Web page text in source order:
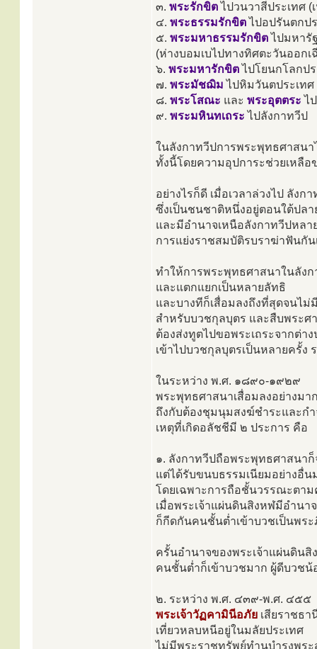
๓. พระรักขิตไปวนวาสีประเทศ (
๔. พระธรรมรักขิตไปอปรันตกป
๕. พระมหาธรรมรักขิตไปมหารั
(ห่างบอมเบไปทางทิศตะวันออกเ
๖. พระมหารักขิตไปโยนกโลกปร
๗. พระมัชฌิม ไปหิมวันตประเท
๘. พระโสณะ และ พระอุตตระ ไ
๙. พระมหินทเถระ ไปลังกาทวีป
ในลังกาทวีปการพระพุทธศาสนา
ทั้งนี้โดยความอุปการะช่วยเหลือ
อย่างไรก็ดี เมื่อเวลาล่วงไป ลัง
ซึ่งเป็นชนชาติหนึ่งอยู่ตอนใต้ปล
และมีอำนาจเหนือลังกาทวีปหลา
การแย่งราชสมบัติรบราฆ่าฟันกัน
ทำให้การพระพุทธศาสนาในลัง
และแตกแยกเป็นหลายลัทธิ
และบางทีก็เสื่อมลงถึงที่สุดจนไม่
สำหรับบวชกุลบุตร และสืบพระศ
ต้องส่งทูตไปขอพระเถระจากต่าง
เข้าไปบวชกุลบุตรเป็นหลายครั้ง
ในระหว่าง พ.ศ. ๑๘๙๐-๑๙๒๙
พระพุทธศาสนาเสื่อมลงอย่างมา
ถึงกับต้องชุมนุมสงฆ์ชำระและก
เหตุที่เกิดอลัชชีมี ๒ ประการ คือ
๑. ลังกาทวีปถือพระพุทธศาสนาก็
แต่ได้รับขนบธรรมเนียมอย่างอื่
โดยเฉพาะการถือชั้นวรรณะตา
เมื่อพระเจ้าแผ่นดินสิงหฬมีอำนา
ก็กีดกันคนชั้นต่ำเข้าบวชเป็นพร
ครั้นอำนาจของพระเจ้าแผ่นดินสิ
คนชั้นต่ำก็เข้าบวชมาก ผู้ดีบวชน้
๒. ระหว่าง พ.ศ. ๔๓๙-พ.ศ. ๔๕๕
พระเจ้าวัฏคามินีอภัย เสียราชธ
เที่ยวหลบหนีอยู่ในมลัยประเทศ
ไม่มีพระราชทรัพย์ทำนุบำรุงพระ